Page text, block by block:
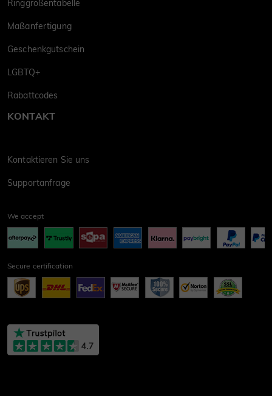
Ringgrößentabelle
Maßanfertigung
Geschenkgutschein
LGBTQ+
Rabattcodes
KONTAKT
Kontaktieren Sie uns
Supportanfrage
We accept
Secure certification